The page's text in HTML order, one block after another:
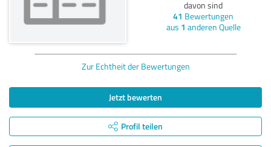
davon sind
41 Bewertungen
aus 1 anderen Quelle
Zur Echtheit der Bewertungen
Jetzt bewerten
Profil teilen